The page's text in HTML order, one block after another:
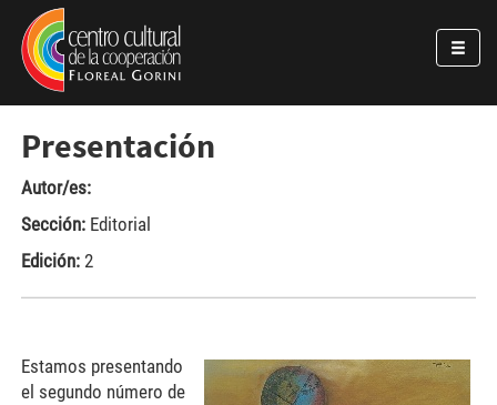
Pasar al contenido principal
Jump to main content
Presentación
Autor/es:
Sección: Editorial
Edición: 2
Estamos presentando
el segundo número de